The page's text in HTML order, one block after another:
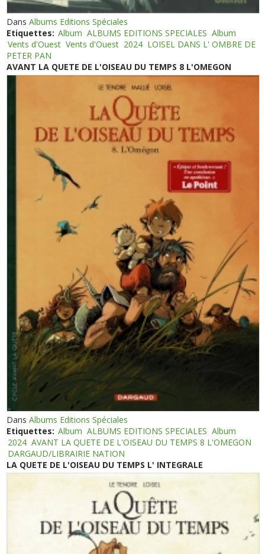
DansAlbums Editions Spéciales
Etiquettes: Album ALBUMS EDITIONS SPECIALES Album
Vents d'Ouest Vents d'Ouest 2024 LOISEL DANS L' OMBRE DE
PETER PAN
AVANT LA QUETE DE L'OISEAU DU TEMPS 8 L'OMEGON
DansAlbums Editions Spéciales
Etiquettes: Album ALBUMS EDITIONS SPECIALES Album
2024 AVANT LA QUETE DE L'OISEAU DU TEMPS 8 L'OMEGON
DARGAUD/LIBRAIRIE NATION
LA QUETE DE L'OISEAU DU TEMPS L' INTEGRALE